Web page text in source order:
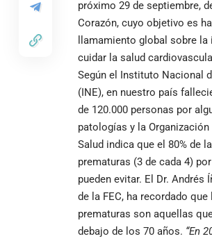
próximo 29 de septiembre,
Corazón, cuyo objetivo es
llamamiento global sobre
cuidar la salud
Según el Instituto Nacional
(INE), en nuestro país
de 120.000 personas por
patologías y la
Salud indica que el 80% de
prematuras (3 de cada 4)
pueden evitar. El Dr. Andrés
de la FEC, ha recordado
prematuras son aquellas
debajo de los 70 años. “En